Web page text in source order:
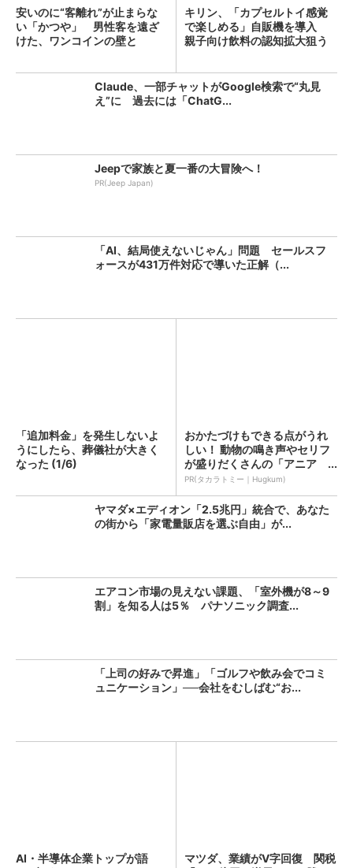
安いのに“客離れ”が止まらな
い「かつや」 男性客を遠ざ
けた、ワンコインの壁と
キリン、「カプセルトイ感覚
で楽しめる」自販機を導入
親子向け飲料の認知拡大狙う
Claude、一部チャットがGoogle検索で“丸見
え”に 過去には「ChatG...
Jeepで家族と夏一番の大冒険へ！
PR(Jeep Japan)
「AI、結局使えないじゃん」問題 セールスフ
ォースが431万件対応で導いた正解（...
「追加料金」を発生しないよ
うにしたら、葬儀社が大きく
なった (1/6)
おかたづけもできる点がうれ
しい！ 動物の鳴き声やセリフ
が盛りだくさんの「アニア ...
PR(タカラトミー｜Hugkum)
ヤマダ×エディオン「2.5兆円」統合で、あなた
の街から「家電量販店を選ぶ自由」が...
エアコン市場の見えない課題、「室外機が8～9
割」を知る人は5％ パナソニック調査...
「上司の好みで昇進」「ゴルフや飲み会でコミ
ュニケーション」──会社をむしばむ“お...
AI・半導体企業トップが語
マツダ、業績がV字回復 関税